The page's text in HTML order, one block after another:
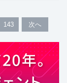
143 次へ